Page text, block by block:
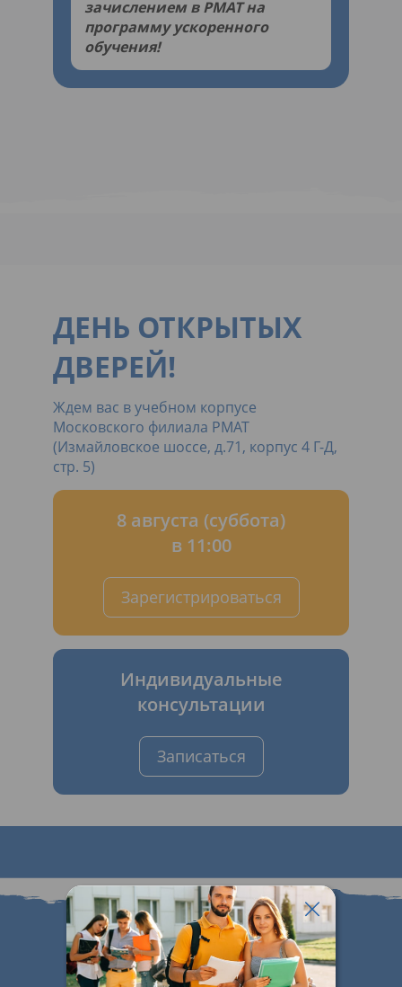
зачислением в РМАТ на
программу ускоренного
обучения!
ДЕНЬ ОТКРЫТЫХ
ДВЕРЕЙ!
Ждем вас в учебном корпусе
Московского филиала РМАТ
(Измайловское шоссе, д.71, корпус 4 Г-Д,
стр. 5)
8 августа (суббота)
в 11:00
Зарегистрироваться
Индивидуальные
консультации
Записаться